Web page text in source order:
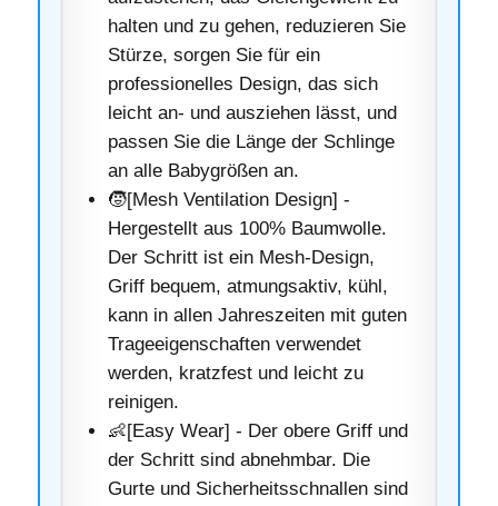
halten und zu gehen, reduzieren Sie
Stürze, sorgen Sie für ein
professionelles Design, das sich
leicht an- und ausziehen lässt, und
passen Sie die Länge der Schlinge
an alle Babygrößen an.
🧒[Mesh Ventilation Design] -
Hergestellt aus 100% Baumwolle.
Der Schritt ist ein Mesh-Design,
Griff bequem, atmungsaktiv, kühl,
kann in allen Jahreszeiten mit guten
Trageeigenschaften verwendet
werden, kratzfest und leicht zu
reinigen.
👶[Easy Wear] - Der obere Griff und
der Schritt sind abnehmbar. Die
Gurte und Sicherheitsschnallen sind